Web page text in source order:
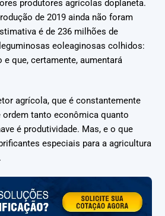
produtores agrícolas doplaneta.
de 2019 ainda não foram
é de 236 milhões de
eoleaginosas colhidos:
e que, certamente, aumentará
agrícola, que é constantemente
ordem tanto econômica quanto
é produtividade. Mas, e o que
especiais para a agricultura